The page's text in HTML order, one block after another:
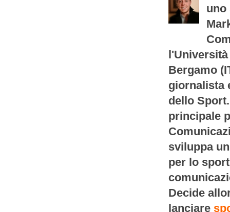
uno
Bergamo
giornalista
dello
principale
sviluppa
per lo
Decide
lanciare